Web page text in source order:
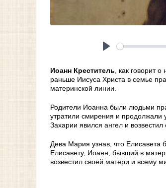
Иоанн Креститель, как говорит
раньше Иисуса Христа в семье
материнской линии.
Родители Иоанна были людьми
утратили смирения и
Захарии явился ангел и
Дева Мария узнав, что Елисавета
Елисавету, Иоанн, бывший в
возвестил своей матери и всему